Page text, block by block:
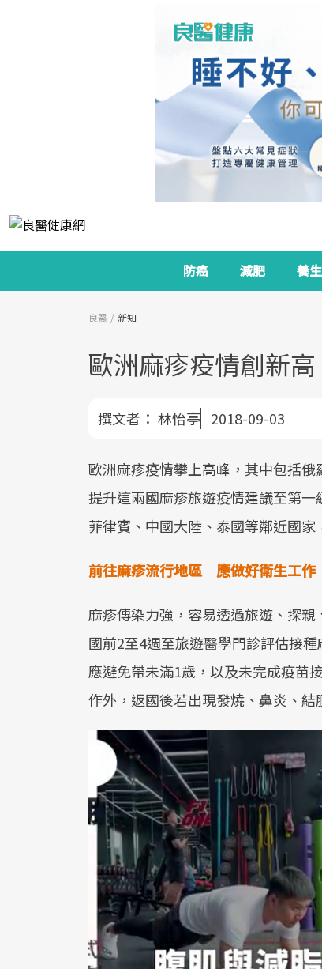
防癌 減肥 養生
良醫 新知
歐洲麻疹疫情創新
撰文者： 林怡亭 2018-09-03
歐洲麻疹疫情攀上高峰，其中包括
提升這兩國麻疹旅遊疫情建議至第
菲律賓、中國大陸、泰國等鄰近國
前往麻疹流行地區 應做好衛生工作
麻疹傳染力強，容易透過旅遊、探
國前2至4週至旅遊醫學門診評估接
應避免帶未滿1歲，以及未完成疫苗
作外，返國後若出現發燒、鼻炎、